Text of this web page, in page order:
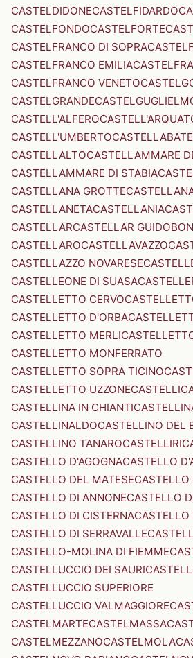
CASTELDIDONECASTELFIDARDO
CASTELFONDOCASTELFORTE
CASTELFRANCO DI SOPRA
CASTELFRANCO EMILIA
CASTELFRANCO VENETO
CASTELGRANDE
CASTELL'ALFERO
CASTELL'UMBERTOCASTELLABATE
CASTELLALTOCASTELLAMMARE
CASTELLAMMARE DI STABIA
CASTELLANA GROTTE
CASTELLANETACASTELLANIA
CASTELLARCASTELLAR
CASTELLAROCASTELLAVAZZO
CASTELLAZZO NOVARESE
CASTELLEONE DI SUASA
CASTELLETTO CERVO
CASTELLETTO D'ORBA
CASTELLETTO MERLI
CASTELLETTO MONFERRATO
CASTELLETTO SOPRA TICINO
CASTELLETTO UZZONECASTELLI
CASTELLINA IN CHIANTI
CASTELLINALDOCASTELLINO DEL
CASTELLINO TANAROCASTELLIRI
CASTELLO D'AGOGNACASTELLO
CASTELLO DEL MATESECASTELLO
CASTELLO DI ANNONECASTELLO
CASTELLO DI CISTERNACASTELLO
CASTELLO DI SERRAVALLE
CASTELLO-MOLINA DI FIEMME
CASTELLUCCIO DEI SAURI
CASTELLUCCIO SUPERIORE
CASTELLUCCIO VALMAGGIORE
CASTELMARTECASTELMASSA
CASTELMEZZANOCASTELMOLA